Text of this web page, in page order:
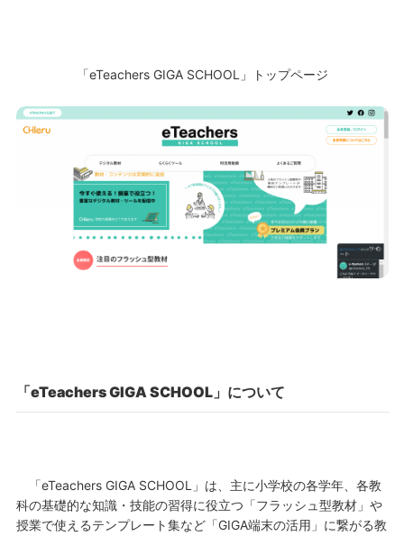
「eTeachers GIGA SCHOOL」トップページ
「eTeachers GIGA SCHOOL」について
「eTeachers GIGA SCHOOL」は、 主に小学校の各学年、各教
科の基礎的な知識・技能の習得に役立つ「フラッシュ型教材」や
授業で使えるテンプレート集など「GIGA端末の活用」に繋がる教